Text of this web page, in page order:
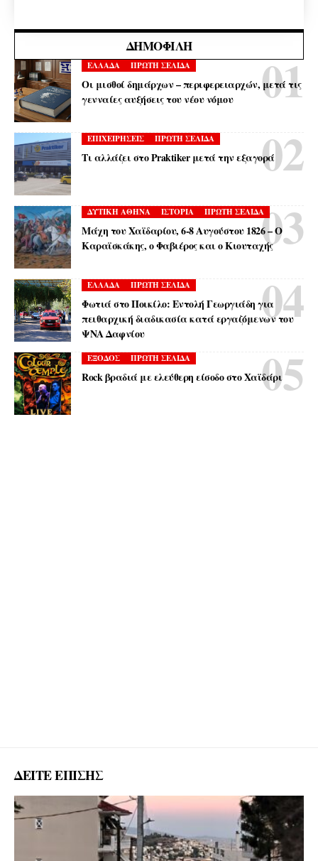
ΔΗΜΟΦΙΛΉ
ΕΛΛΑΔΑ ΠΡΩΤΗ ΣΕΛΙΔΑ
Οι μισθοί δημάρχων – περιφερειαρχών, μετά τις
γενναίες αυξήσεις του νέου νόμου
ΕΠΙΧΕΙΡΗΣΕΙΣ ΠΡΩΤΗ ΣΕΛΙΔΑ
Τι αλλάζει στο Praktiker μετά την εξαγορά
ΔΥΤΙΚΗ ΑΘΗΝΑ ΙΣΤΟΡΙΑ ΠΡΩΤΗ ΣΕΛΙΔΑ
Μάχη του Χαϊδαρίου, 6-8 Αυγούστου 1826 – Ο
Καραϊσκάκης, ο Φαβιέρος και ο Κιουταχής
ΕΛΛΑΔΑ ΠΡΩΤΗ ΣΕΛΙΔΑ
Φωτιά στο Ποικίλο: Εντολή Γεωργιάδη για
πειθαρχική διαδικασία κατά εργαζόμενων του
ΨΝΑ Δαφνίου
ΕΞΟΔΟΣ ΠΡΩΤΗ ΣΕΛΙΔΑ
Rock βραδιά με ελεύθερη είσοδο στο Χαϊδάρι
ΔΕΙΤΕ ΕΠΙΣΗΣ